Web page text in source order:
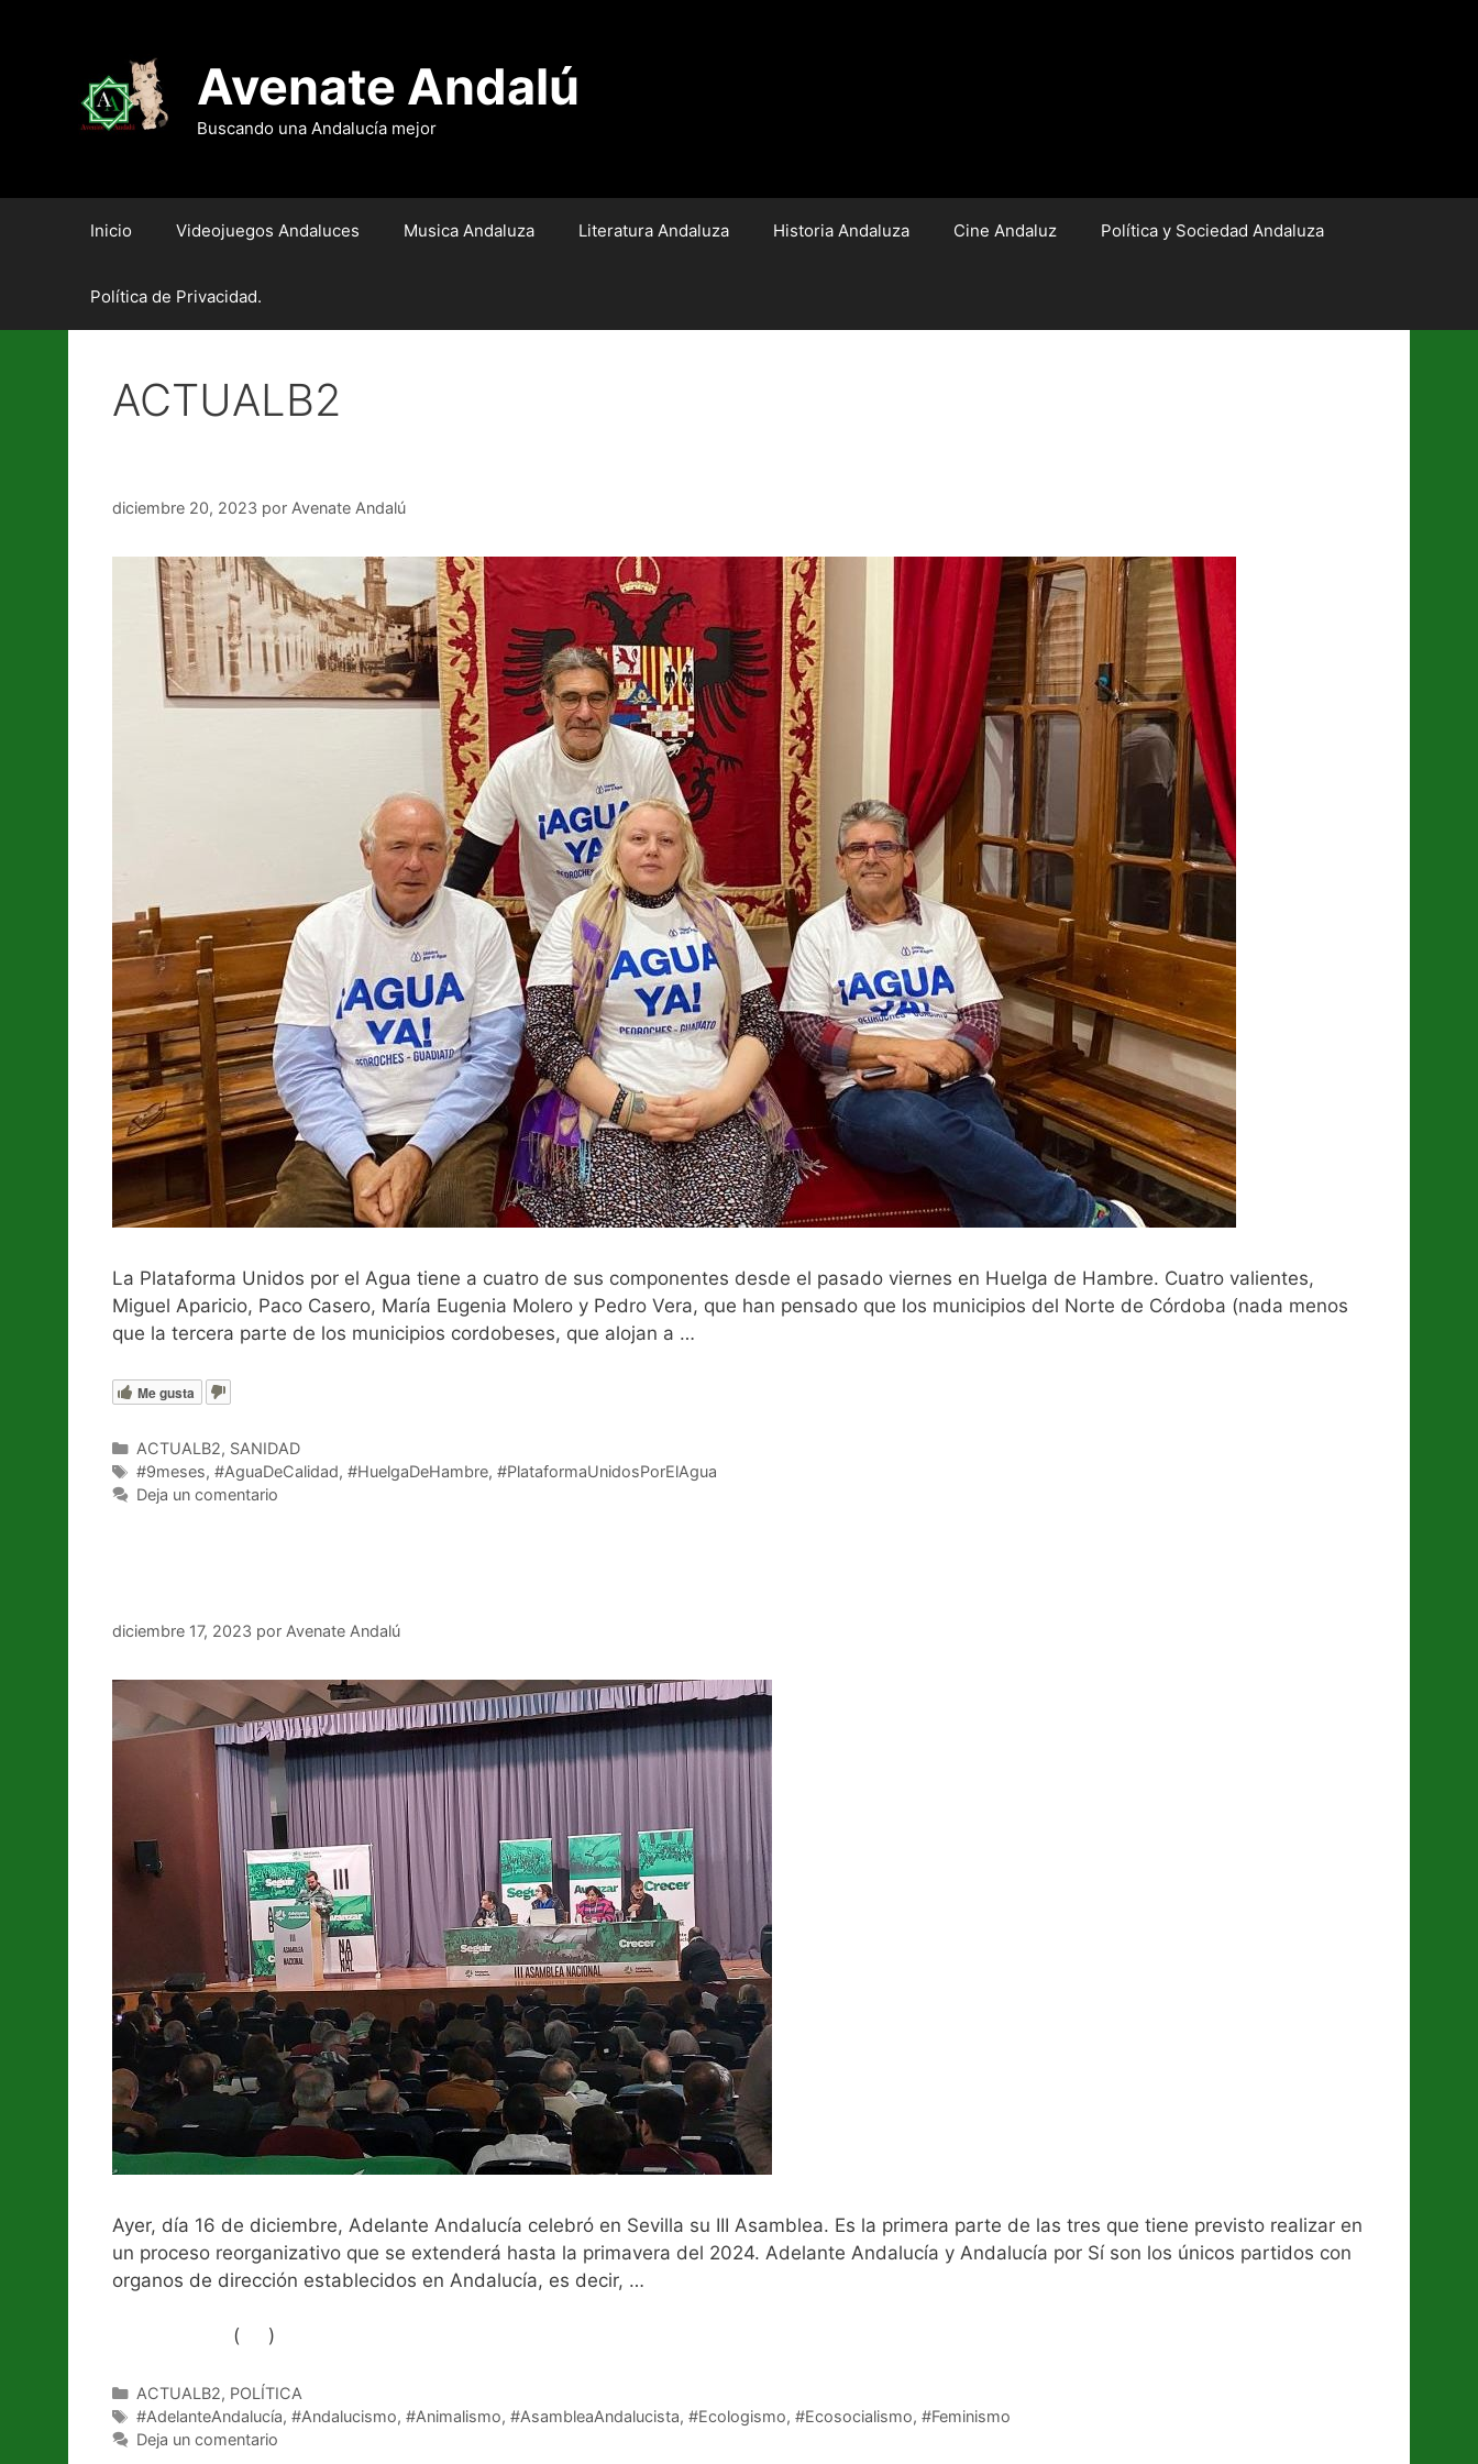
Avenate Andalú
Buscando una Andalucía mejor
Inicio Videojuegos Andaluces Musica Andaluza Literatura Andaluza Historia Andaluza Cine Andaluz Política y Sociedad Andaluza
Política de Privacidad.
ACTUALB2
diciembre 20, 2023 por Avenate Andalú
La Plataforma Unidos por el Agua tiene a cuatro de sus componentes desde el pasado viernes en Huelga de Hambre. Cuatro valientes,
Miguel Aparicio, Paco Casero, María Eugenia Molero y Pedro Vera, que han pensado que los municipios del Norte de Córdoba (nada menos
que la tercera parte de los municipios cordobeses, que alojan a …
Me gusta
Categorías
ACTUALB2, SANIDAD
Etiquetas
#9meses, #AguaDeCalidad, #HuelgaDeHambre, #PlataformaUnidosPorElAgua
Deja un comentario
diciembre 17, 2023 por Avenate Andalú
Ayer, día 16 de diciembre, Adelante Andalucía celebró en Sevilla su III Asamblea. Es la primera parte de las tres que tiene previsto realizar en
un proceso reorganizativo que se extenderá hasta la primavera del 2024. Adelante Andalucía y Andalucía por Sí son los únicos partidos con
organos de dirección establecidos en Andalucía, es decir, …
( )
Categorías
ACTUALB2, POLÍTICA
Etiquetas
#AdelanteAndalucía, #Andalucismo, #Animalismo, #AsambleaAndalucista, #Ecologismo, #Ecosocialismo, #Feminismo
Deja un comentario